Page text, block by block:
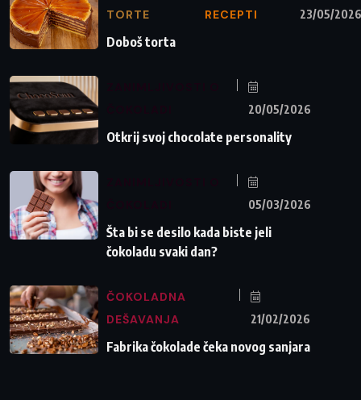
TORTE
RECEPTI
23/05/2026
Doboš torta
20/05/2026
Otkrij svoj chocolate personality
05/03/2026
Šta bi se desilo kada biste jeli
čokoladu svaki dan?
ČOKOLADNA
DEŠAVANJA
21/02/2026
Fabrika čokolade čeka novog sanjara